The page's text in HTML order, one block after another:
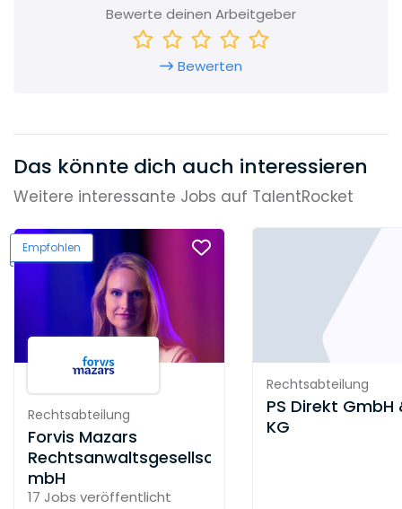
Bewerte deinen Arbeitgeber
Bewerten
Das könnte dich auch interessieren
Weitere interessante Jobs auf TalentRocket
Empfohlen
Rechtsabteilung
Forvis Mazars
Rechtsanwaltsgesellschaft
mbH
17 Jobs veröffentlicht
Rechtsabteilung
PS Direkt GmbH
KG